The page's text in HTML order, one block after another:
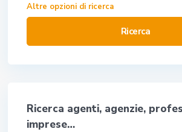
Altre opzioni di ricerca
Ricerca
Ricerca agenti, agenzie,
imprese…